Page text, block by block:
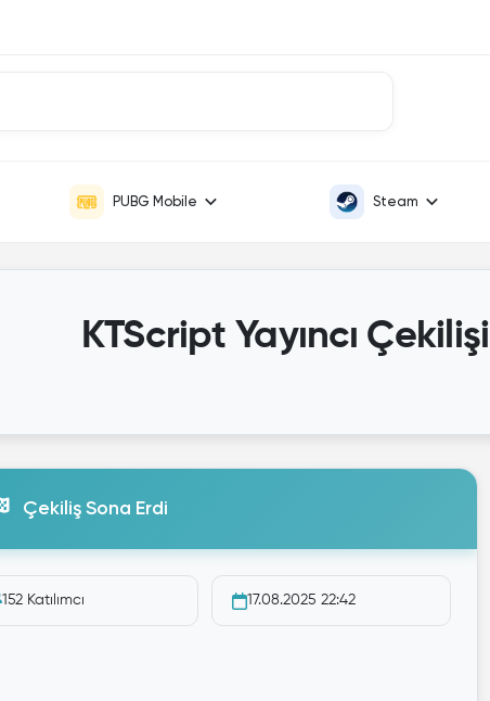
PUBG Mobile Steam
KTScript Yayıncı Çekilişi
Çekiliş Sona Erdi
152 Katılımcı 17.08.2025 22:42